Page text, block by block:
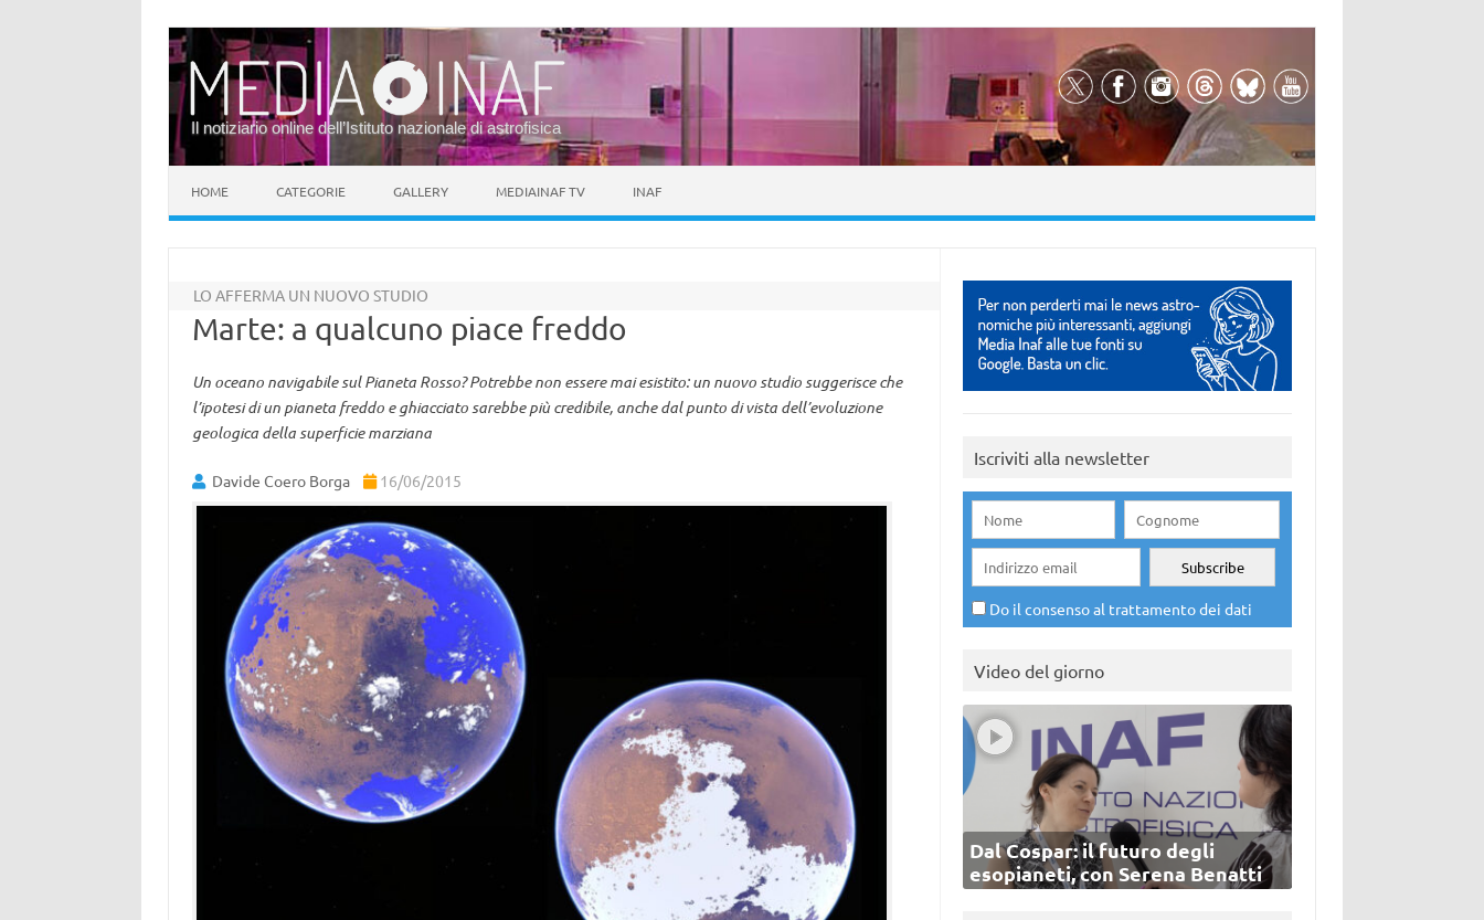
Il notiziario online dell’Istituto nazionale di astrofisica
HOME CATEGORIE GALLERY MEDIAINAF TV INAF
LO AFFERMA UN NUOVO STUDIO
Marte: a qualcuno piace freddo
Un oceano navigabile sul Pianeta Rosso? Potrebbe non essere mai esistito: un nuovo studio suggerisce che
l’ipotesi di un pianeta freddo e ghiacciato sarebbe più credibile, anche dal punto di vista dell’evoluzione
geologica della superficie marziana
Davide Coero Borga 16/06/2015
Iscriviti alla newsletter
Do il consenso al trattamento dei dati
Video del giorno
Dal Cospar: il futuro degli
esopianeti, con Serena Benatti